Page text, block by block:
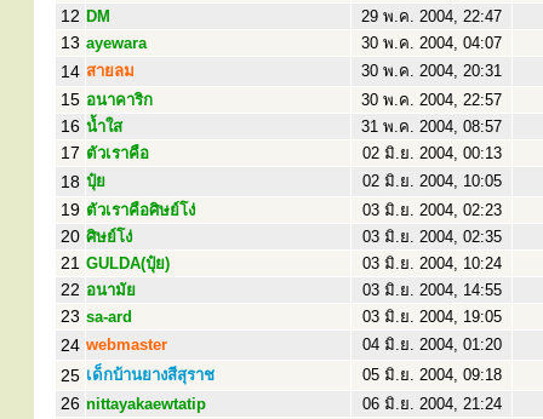
12 DM 29 พ.ค. 2004, 22:47
13 ayewara 30 พ.ค. 2004, 04:07
14 สายลม 30 พ.ค. 2004, 20:31
15 อนาคาริก 30 พ.ค. 2004, 22:57
16 น้ำใส 31 พ.ค. 2004, 08:57
17 ตัวเราคือ 02 มิ.ย. 2004, 00:13
18 ปุ๋ย 02 มิ.ย. 2004, 10:05
19 ตัวเราคือศิษย์โง่ 03 มิ.ย. 2004, 02:23
20 ศิษย์โง่ 03 มิ.ย. 2004, 02:35
21 GULDA(ปุ๋ย) 03 มิ.ย. 2004, 10:24
22 อนามัย 03 มิ.ย. 2004, 14:55
23 sa-ard 03 มิ.ย. 2004, 19:05
24 webmaster 04 มิ.ย. 2004, 01:20
25 เด็กบ้านยางสีสุราช 05 มิ.ย. 2004, 09:18
26 nittayakaewtatip 06 มิ.ย. 2004, 21:24